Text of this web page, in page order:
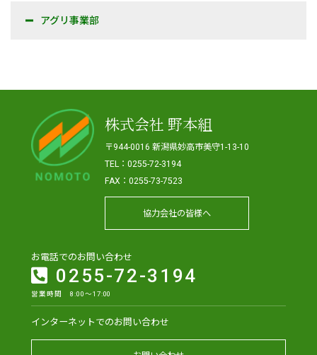
アグリ事業部
株式会社 野本組
〒944-0016 新潟県妙高市美守1-13-10
TEL：0255-72-3194
FAX：0255-73-7523
協力会社の皆様へ
お電話でのお問い合わせ
0255-72-3194
営業時間 8:00～17:00
インターネットでのお問い合わせ